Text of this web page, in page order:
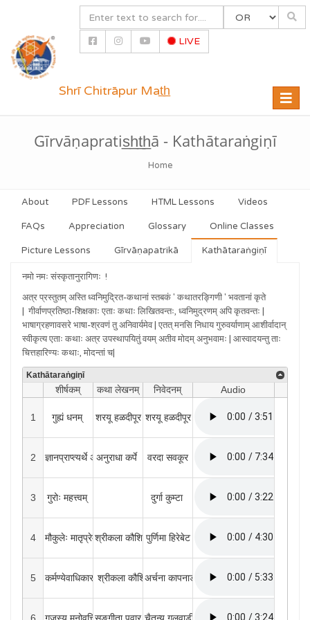
LIVE
Toggle
Shrī Chitrāpur Mat̲h̲
Gīrvāṇapratis̲h̲t̲h̲ā - Kathātaraṅgiṇī
Home
About PDF Lessons HTML Lessons Videos
FAQs Appreciation Glossary Online Classes
Picture Lessons Gīrvāṇapatrikā Kathātaraṅgiṇī
नमो नमः संस्कृतानुरागिणः !
अत्र प्रस्तुतम् अस्ति ध्वनिमुद्रित-कथानां स्तबकं ' कथातरङ्गिणी ' भवतानां कृते
| गीर्वाणप्रतिष्ठा-शिक्षकाः एताः कथाः लिखितवन्तः, ध्वनिमुद्रणम् अपि कृतवन्तः |
भाषाग्रहणावसरे भाषा-श्रवणं तु अनिवार्यमेव | एतत् मनसि निधाय गुरुवर्याणाम् आशीर्वादान्
स्वीकृत्य एताः कथाः अत्र उपस्थापयितुं वयम् अतीव मोदम् अनुभवामः | आस्वादयन्तु ताः
चित्तहारिण्यः कथाः, मोदन्तां च|
Kathātaraṅgiṇī
शीर्षकम् कथा लेखनम् निवेदनम् Audio
1 गुह्यं धनम् शरयू हळदीपूर शरयू हळदीपूर
2 ज्ञानप्राप्त्यर्थे अहङ्कारः त्यक्तव्यः
अनुराधा कर्पे वरदा सवकूर
3 गुरोः महत्त्वम् दुर्गा कुम्टा
4 मौकुलेः मातृप्रेमश्रीकला कौशिकपुर्णिमा हिरेबेट
5 कर्मण्येवाधिकारस्ते मा फलेषु कदाचन
श्रीकला कौशिकअर्चना कापनाडक